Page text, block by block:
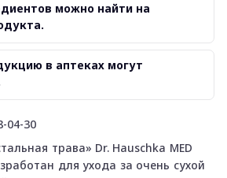
04-30
трава» Dr. Hauschka MED
для ухода за очень сухой
можно найти на
в аптеках могут